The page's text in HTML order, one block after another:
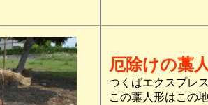
厄除けの藁
つくばエクスプレ
この藁人形はこの